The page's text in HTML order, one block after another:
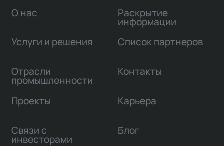
О нас
Услуги и решения
Отрасли
промышленности
Проекты
Связи с
инвесторами
Раскрытие
информации
Список партнеров
Контакты
Карьера
Блог